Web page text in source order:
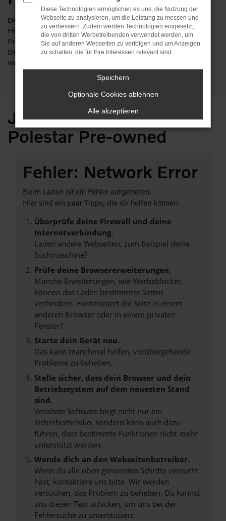
Der beste gebrauchte Polestar wartet genau hier auf Sie.
Hier prüfen erfahrene Polestar-Techniker jeden pre-owned
Polestar gründlich und machen ihn bereit für seine neuen
Besitzer – dabei können problemlos Garantien vergeben
werden. Entdecken Sie unten, was das für Sie bedeutet.
Junge Gebrauchte von
Polestar Pre-owned
Fehler: Network Error
Beim Laden ist ein Fehler aufgetreten.
Hier sind ein paar Tipps, die dir helfen können:
Überprüfe deine Firewall und deine
Internetverbindung.
Laden andere Webseiten, zum Beispiel deine
Suchmaschine?
Prüfe deine Browsererweiterungen.
Manche Erweiterungen, wie Werbeblocker,
können das Laden bestimmter Seiten
verhindern. Funktioniert die Seite in einem
anderen Browser oder in einem privaten
Fenster?
Starte dein Gerät neu.
Das kann manchmal helfen, vorübergehende
Probleme zu beheben.
Stelle sicher, dass dein Browser und dein
Betriebssystem auf dem neuesten Stand
sind.
Veraltete Software birgt nicht nur ein
Sicherheitsrisiko, sondern kann auch dazu
führen, dass bestimmte Funktionen nicht mehr
unterstützt werden.
Wende dich an den Webseitenbetreiber.
Wenn du alle oben genannten Schritte versucht
hast, kontaktiere uns bitte. Wir werden
versuchen, das Problem zu beheben. Du kannst
uns diesen Text schicken, um uns bei der
Fehlersuche zu unterstützen:
Diese Technologien ermöglichen es uns, die Nutzung der
Webseite zu analysieren, um die Leistung zu messen und
zu verbessern. Zudem werden Technologien eingesetzt,
die von dritten Werbetreibenden verwendet werden, um
Sie auf anderen Webseiten zu verfolgen und um Anzeigen
zu schalten, die für Ihre Interessen relevant sind.
Speichern
Optionale Cookies ablehnen
Alle akzeptieren